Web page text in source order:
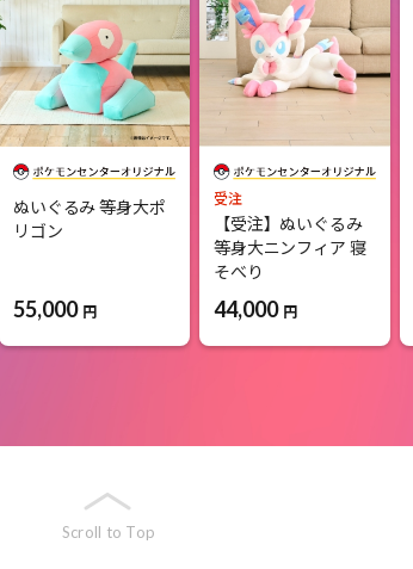
ぬいぐるみ 等身大ポ
リゴン
55,000 円
受注
【受注】ぬいぐるみ
等身大ニンフィア 寝
そべり
44,000 円
Scroll to Top